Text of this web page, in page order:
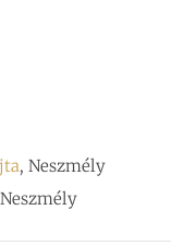
, Neszmély